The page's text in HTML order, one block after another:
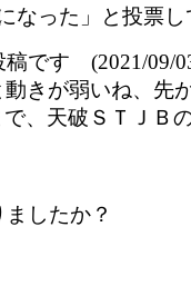
なった」と投票
稿です (2021/09/
きが弱いね、先
、天破ＳＴＪＢ
したか？